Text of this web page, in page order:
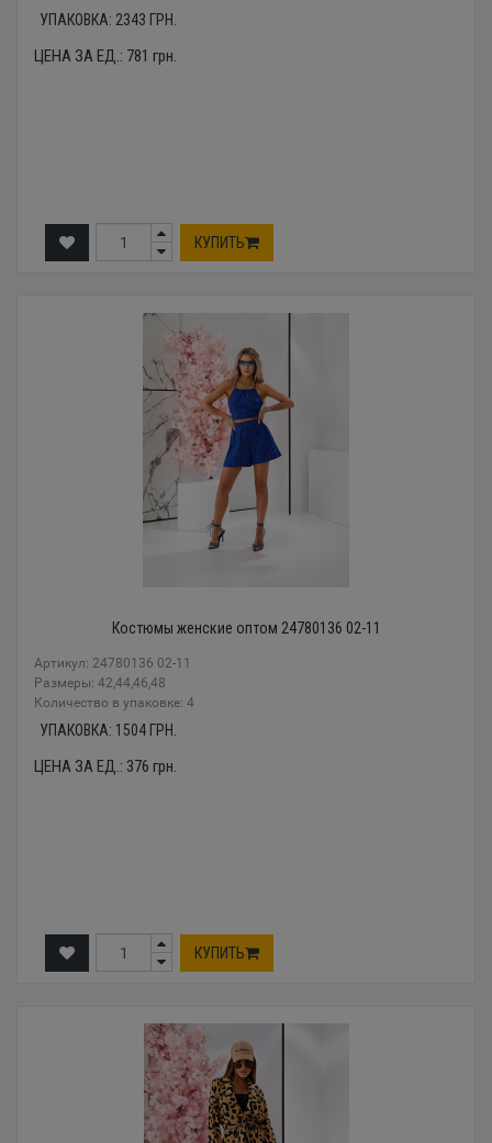
УПАКОВКА: 2343 ГРН.
ЦЕНА ЗА ЕД.: 781 грн.
КУПИТЬ
Костюмы женские оптом 24780136 02-11
Артикул: 24780136 02-11
Размеры: 42,44,46,48
Количество в упаковке: 4
УПАКОВКА: 1504 ГРН.
ЦЕНА ЗА ЕД.: 376 грн.
КУПИТЬ